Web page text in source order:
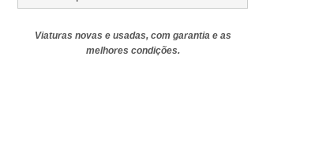
Viaturas novas e usadas, com garantia e as
melhores condições.